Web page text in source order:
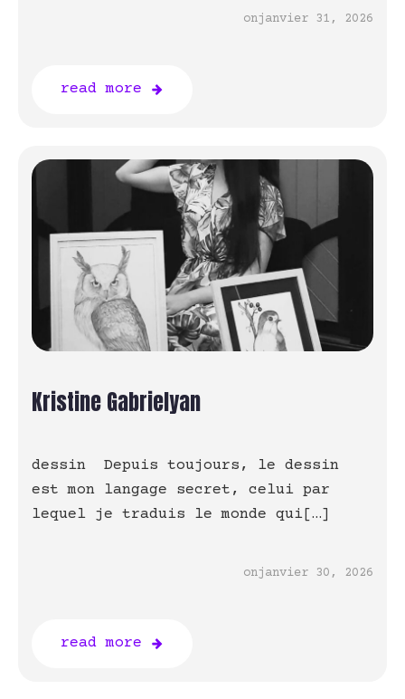
onjanvier 31, 2026
read more
Kristine Gabrielyan
dessin Depuis toujours, le dessin
est mon langage secret, celui par
lequel je traduis le monde qui[…]
onjanvier 30, 2026
read more